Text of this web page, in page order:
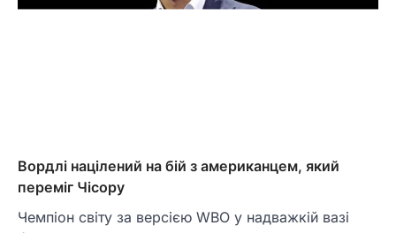
Вордлі націлений на бій з американцем, який
переміг Чісору
Чемпіон світу за версією WBO у надважкій вазі